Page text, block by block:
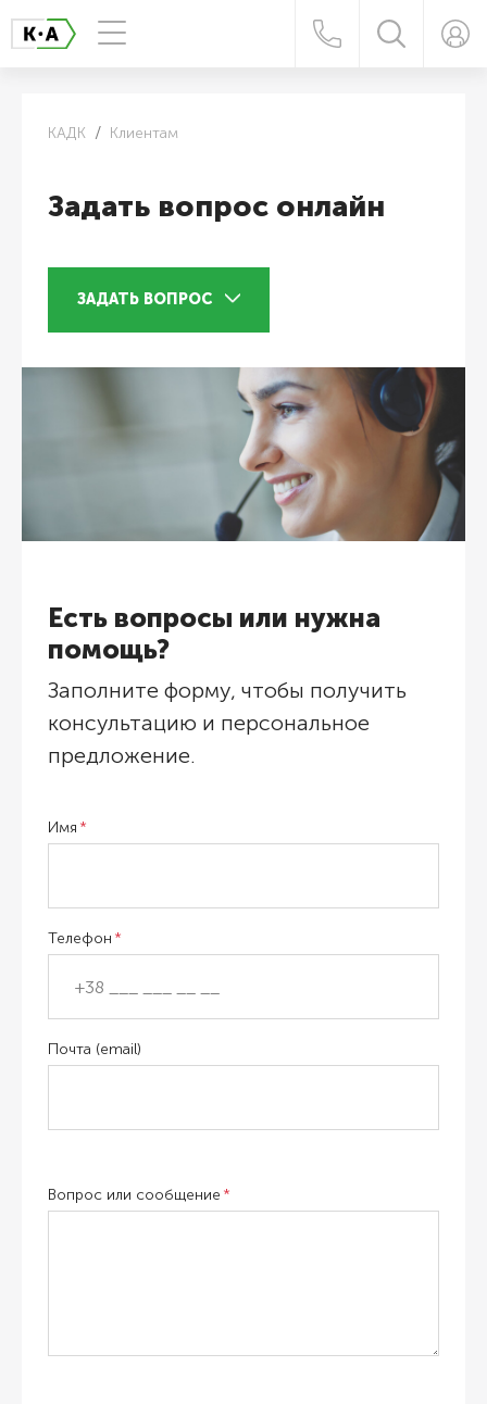
КАДК Клиентам
Задать вопрос онлайн
ЗАДАТЬ ВОПРОС
Есть вопросы или нужна
помощь?
Заполните форму, чтобы получить
консультацию и персональное
предложение.
Имя
Телефон
Почта (email)
Вопрос или сообщение